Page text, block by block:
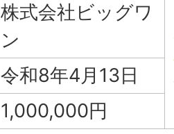
株式会社ビッグワ
ン
令和8年4月13日
1,000,000円